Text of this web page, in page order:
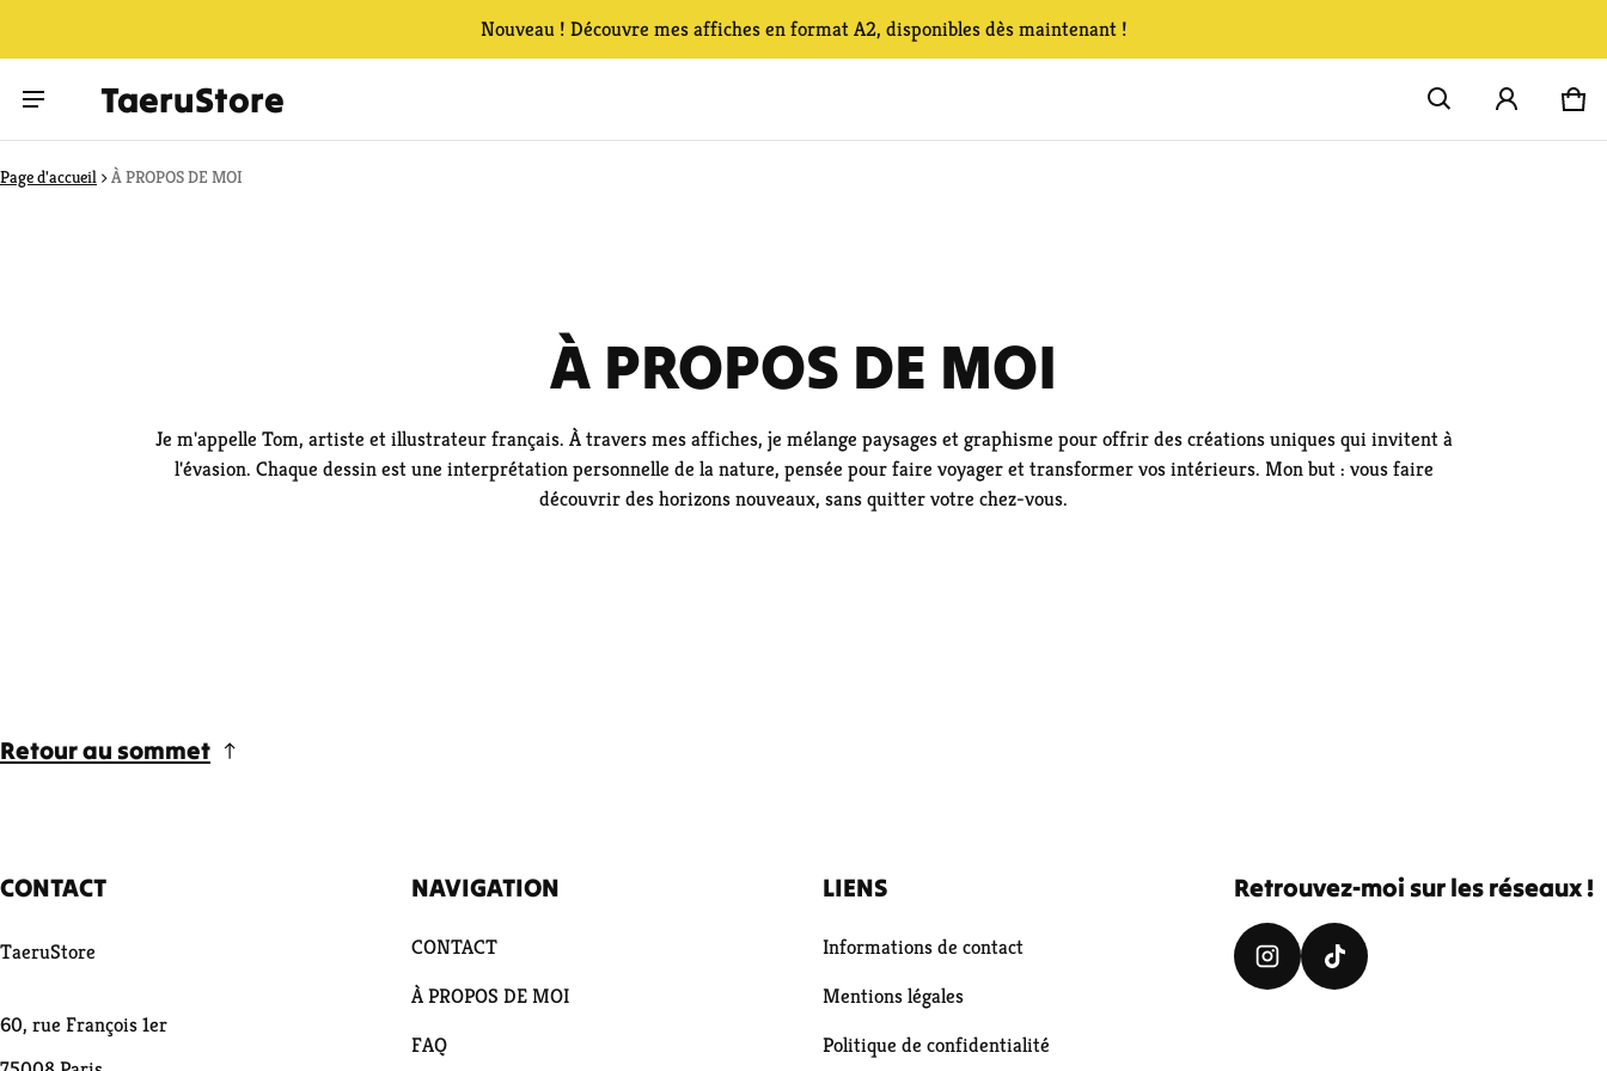
Nouveau ! Découvre mes affiches en format A2, disponibles dès maintenant !
TaeruStore 0
Page d'accueil À PROPOS DE MOI
À PROPOS DE MOI
Je m'appelle Tom, artiste et illustrateur français. À travers mes affiches, je mélange paysages et graphisme pour offrir des créations uniques qui invitent à
l'évasion. Chaque dessin est une interprétation personnelle de la nature, pensée pour faire voyager et transformer vos intérieurs. Mon but : vous faire
découvrir des horizons nouveaux, sans quitter votre chez-vous.
Retour au sommet
CONTACT
TaeruStore
60, rue François 1er
NAVIGATION
CONTACT
À PROPOS DE MOI
FAQ
LIENS
Informations de contact
Mentions légales
Politique de confidentialité
Retrouvez-moi sur les réseaux !